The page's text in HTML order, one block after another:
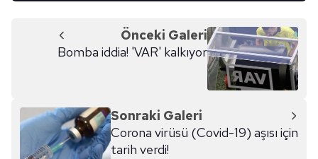
Önceki Galeri
Bomba iddia! 'VAR' kalkıyor
Sonraki Galeri
Corona virüsü (Covid-19) aşısı için
tarih verdi!